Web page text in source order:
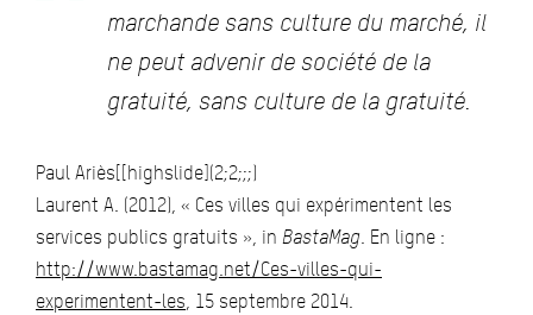
marchande sans culture du marché, il
ne peut advenir de société de la
gratuité, sans culture de la gratuité.
Paul Ariès[[highslide](2;2;;;)
Laurent A. (2012), « Ces villes qui expérimentent les
services publics gratuits », in BastaMag. En ligne :
http://www.bastamag.net/Ces-villes-qui-
experimentent-les, 15 septembre 2014.